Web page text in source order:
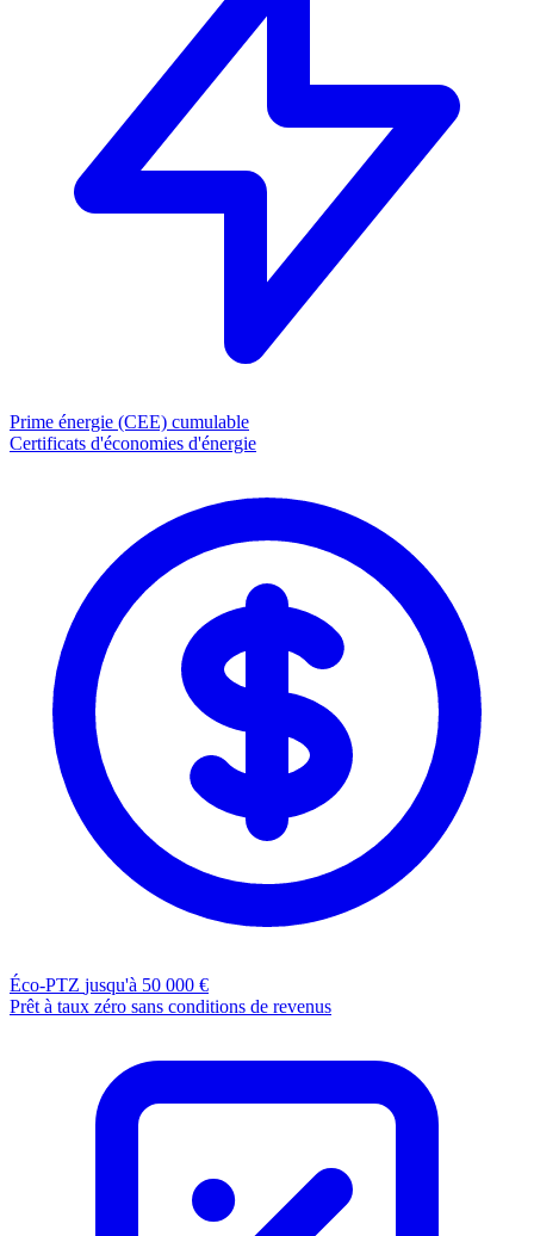
Prime énergie (CEE) cumulable
Certificats d'économies d'énergie
Éco-PTZ jusqu'à 50 000 €
Prêt à taux zéro sans conditions de revenus